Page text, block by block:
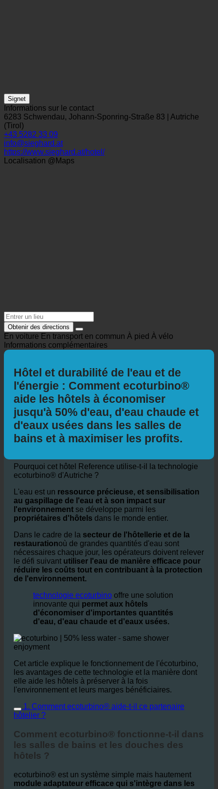
Signet
Informations sur le contact
6283 Schwendau, Johann-Sponring-Straße 83 | Autriche
(Tirol)
+43 5282 33 09
info@sieghard.at
https://www.sieghard.at/hotel/
Localisation @Maps
Obtenir des directions
En voiture En transport en commun À pied À vélo
Informations complémentaires
Hôtel et durabilité de l'eau et de
l'énergie : Comment ecoturbino®
aide les hôtels à économiser
jusqu'à 50% d'eau, d'eau chaude et
d'eaux usées dans les salles de
bains et à maximiser les profits.
Pourquoi cet hôtel Reference utilise-t-il la technologie
ecoturbino® d'Autriche ?
L'eau est un ressource précieuse, et sensibilisation
au gaspillage de l'eau et à son impact sur
l'environnement se développe parmi les
propriétaires d'hôtels dans le monde entier.
Dans le cadre de la secteur de l'hôtellerie et de la
restaurationoù de grandes quantités d'eau sont
nécessaires chaque jour, les opérateurs doivent relever
le défi suivant utiliser l'eau de manière efficace pour
réduire les coûts tout en contribuant à la protection
de l'environnement.
technologie ecoturbino offre une solution
innovante qui permet aux hôtels
d'économiser d'importantes quantités
d'eau, d'eau chaude et d'eaux usées.
Cet article explique le fonctionnement de l'écoturbino,
les avantages de cette technologie et la manière dont
elle aide les hôtels à préserver à la fois
l'environnement et leurs marges bénéficiaires.
1. Comment ecoturbino® aide-t-il ce partenaire
hôtelier ?
Comment ecoturbino® fonctionne-t-il dans
les salles de bains et les douches des
hôtels ?
ecoturbino® est un système simple mais hautement
module adaptateur efficace qui s'intègre dans les